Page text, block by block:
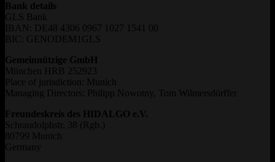
Bank details
GLS Bank
IBAN: DE48 4306 0967 1027 1541 00
BIC: GENODEM1GLS
Gemeinnützige GmbH
München HRB 252923
Place of jurisdiction: Munich
Managing Directors: Philipp Nowotny, Tom Wilmersdörffer
Freundeskreis des HIDALGO e.V.
Schraudolphstr. 38 (Rgb.)
80799 Munich
Germany